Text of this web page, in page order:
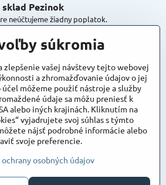
Pezinok
neúčtujeme žiadny poplatok.
areálu z Bratislavskej ulice
súkromia
zlepšenie vašej návštevy tejto webovej
a zhromažďovanie údajov o jej
môžeme použiť nástroje a služby
údaje sa môžu preniesť k
alebo iných krajinách. Kliknutím na
vyjadrujete svoj súhlas s týmto
nájsť podrobné informácie alebo
svoje preferencie.
ochrany osobných údajov